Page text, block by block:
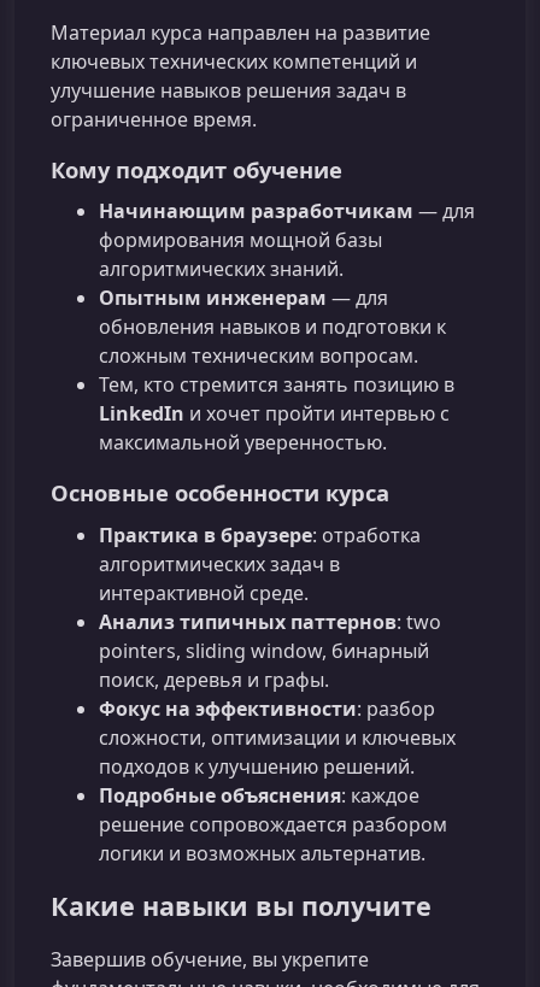
Материал курса направлен на развитие
ключевых технических компетенций и
улучшение навыков решения задач в
ограниченное время.
Кому подходит обучение
Начинающим разработчикам — для
формирования мощной базы
алгоритмических знаний.
Опытным инженерам — для
обновления навыков и подготовки к
сложным техническим вопросам.
Тем, кто стремится занять позицию в
LinkedIn и хочет пройти интервью с
максимальной уверенностью.
Основные особенности курса
Практика в браузере: отработка
алгоритмических задач в
интерактивной среде.
Анализ типичных паттернов: two
pointers, sliding window, бинарный
поиск, деревья и графы.
Фокус на эффективности: разбор
сложности, оптимизации и ключевых
подходов к улучшению решений.
Подробные объяснения: каждое
решение сопровождается разбором
логики и возможных альтернатив.
Какие навыки вы получите
Завершив обучение, вы укрепите